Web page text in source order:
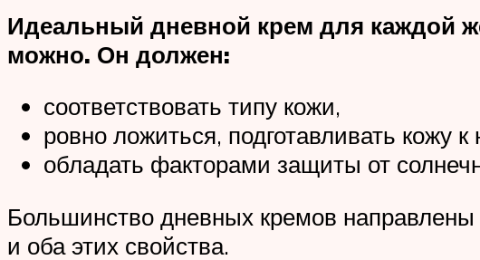
Идеальный дневной крем для каждой
можно. Он должен:
соответствовать типу кожи,
ровно ложиться, подготавливать кожу
обладать факторами защиты от
Большинство дневных кремов
и оба этих свойства.